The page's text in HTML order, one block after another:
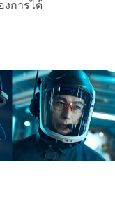
การได้